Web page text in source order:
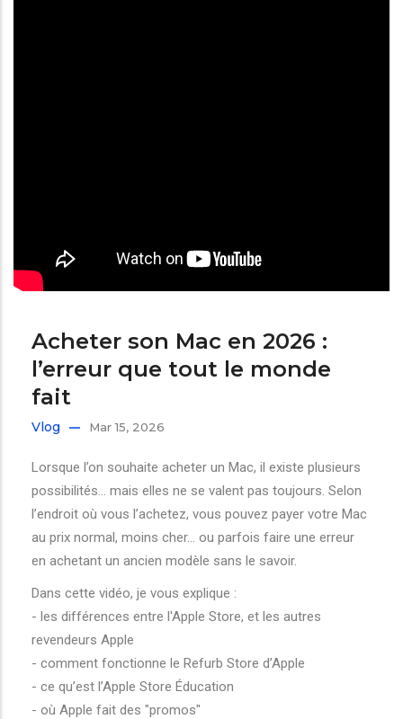
Acheter son Mac en 2026 :
l’erreur que tout le monde
fait
Vlog Mar 15, 2026
Lorsque l’on souhaite acheter un Mac, il existe plusieurs
possibilités… mais elles ne se valent pas toujours. Selon
l’endroit où vous l’achetez, vous pouvez payer votre Mac
au prix normal, moins cher… ou parfois faire une erreur
en achetant un ancien modèle sans le savoir.
Dans cette vidéo, je vous explique :
- les différences entre l'Apple Store, et les autres
revendeurs Apple
- comment fonctionne le Refurb Store d’Apple
- ce qu’est l’Apple Store Éducation
- où Apple fait des "promos"